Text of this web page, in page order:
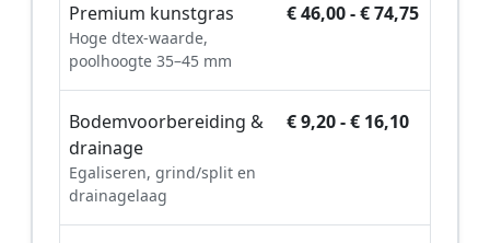
Premium kunstgras
Hoge dtex-waarde,
poolhoogte 35–45 mm
€ 46,00 - € 74,75
Bodemvoorbereiding &
drainage
Egaliseren, grind/split en
drainagelaag
€ 9,20 - € 16,10